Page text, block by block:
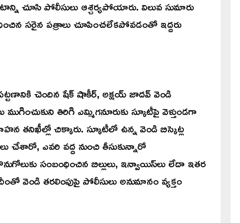
చూసి పోలీసులు ఆశ్చర్యపోయారు. విలువ సుమారు
సరైన పత్రాలు చూపించలేకపోవడంతో ఇద్దరు
చెందిన షేక్ షాకీర్, అక్షయ్ జాదవ్ వెండి
తిరిగి ఎమ్మిగనూరుకు స్కూటీపై వెళ్తుండగా
తనిఖీల్లో చిక్కారు. స్కూటీలో ఉన్న వెండి బిస్కెట్ల
చేశారో, ఎవరి వద్ద నుంచి తీసుకున్నారో
సంబంధించిన బిల్లులు, ఇన్వాయిస్‌లు లేదా ఇతర
వెండి తరలింపుపై పోలీసులు అనుమానం వ్యక్తం